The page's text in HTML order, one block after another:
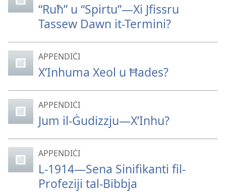
“Ruħ” u “Spirtu”—Xi Jfissru
Tassew Dawn it-Termini?
APPENDIĊI
X’Inhuma Xeol u Ħades?
APPENDIĊI
Jum il-Ġudizzju—X’Inhu?
APPENDIĊI
L-1914—Sena Sinifikanti fil-
Profeziji tal-Bibbja